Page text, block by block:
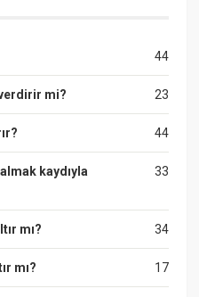
44
23
mi?
44
33
kaydıyla
34
mı?
17
mı?